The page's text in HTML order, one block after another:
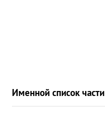
Именной список части